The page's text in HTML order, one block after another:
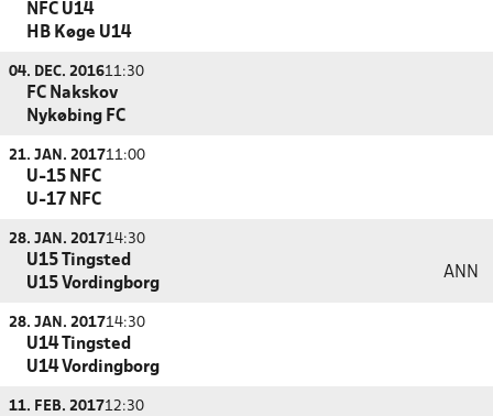
NFC U14
HB Køge U14
04. DEC. 201611:30
FC Nakskov
Nykøbing FC
21. JAN. 201711:00
U-15 NFC
U-17 NFC
28. JAN. 201714:30
U15 Tingsted
U15 Vordingborg
ANN
28. JAN. 201714:30
U14 Tingsted
U14 Vordingborg
11. FEB. 201712:30